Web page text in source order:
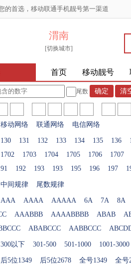
的首选，移动联通手机靓号第一渠道
渭南
[切换城市]
首页 移动靓号
尾数
移动网络 联通网络 电信网络
130 131 132 133 134 135 136
1702 1703 1704 1705 1706 1707
192 193 193 195 196 197
中间规律 尾数规律
AAA AAAA AAAAA 6A 7A 8A
AAABBB AAAABBBB ABAB
ABABCCC AABBCCC
300以下 301-500 501-1000 1001-3000
后5位1349 后5位2678 全号1349 全号